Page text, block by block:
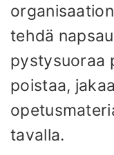
tehdä
pystysuoraa
poistaa,
tavalla.